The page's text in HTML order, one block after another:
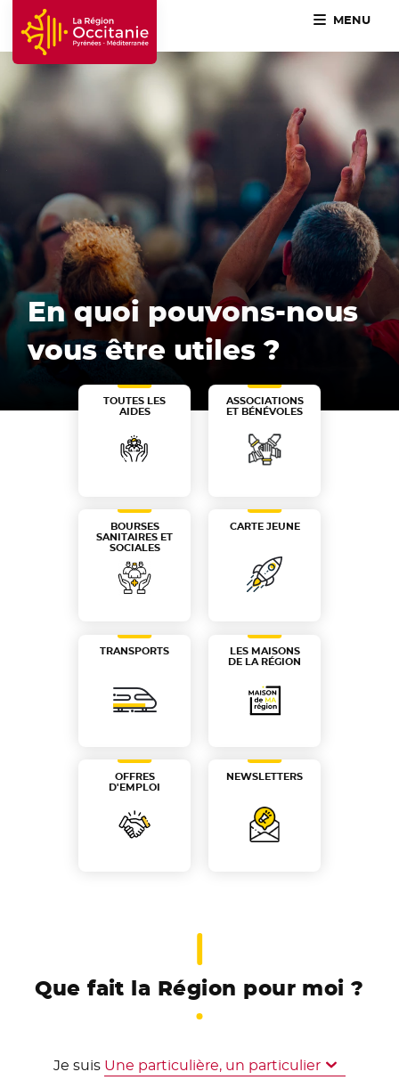
MENU
En quoi pouvons-nous
vous être utiles ?
Région Occitanie / Pyrénées-Méditerranée
TOUTES LES
AIDES
ASSOCIATIONS
ET BÉNÉVOLES
BOURSES
SANITAIRES ET
SOCIALES
CARTE JEUNE
TRANSPORTS
LES MAISONS
DE LA RÉGION
OFFRES
D'EMPLOI
NEWSLETTERS
Que fait la Région pour moi ?
Je suis